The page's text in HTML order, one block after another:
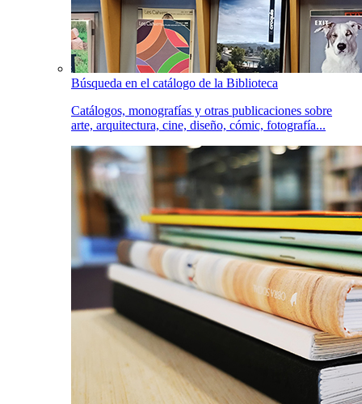
Búsqueda en el catálogo de la Biblioteca
Catálogos, monografías y otras publicaciones sobre
arte, arquitectura, cine, diseño, cómic, fotografía...